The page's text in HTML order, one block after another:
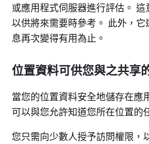
或應用程式伺服器進行評估。
以供將來需要時參考。 此外，
息再次變得有用為止。
位置資料可供您與之共享
當您的位置資料安全地儲存在應
可以與您允許知道您所在位置的
您只需向少數人授予訪問權限，